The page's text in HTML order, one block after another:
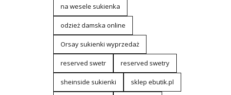
na wesele sukienka
odzież damska online
Orsay sukienki wyprzedaż
reserved swetr reserved swetry
sheinside sukienki sklep ebutik.pl